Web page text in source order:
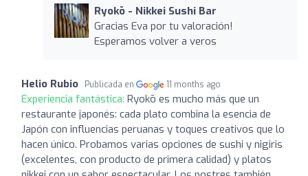
Ryokō - Nikkei Sushi Bar
Gracias Eva por tu valoración!
Esperamos volver a veros
Helio Rubio Publicada en 11 months ago
Experiencia fantástica: Ryokō es mucho más que un
restaurante japonés: cada plato combina la esencia de
Japón con influencias peruanas y toques creativos que lo
hacen único. Probamos varias opciones de sushi y nigiris
(excelentes, con producto de primera calidad) y platos